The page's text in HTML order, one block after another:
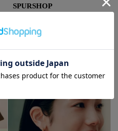
SPURSHOP
とローファーを別注！ 信頼と
実績のある工場や職人によっ